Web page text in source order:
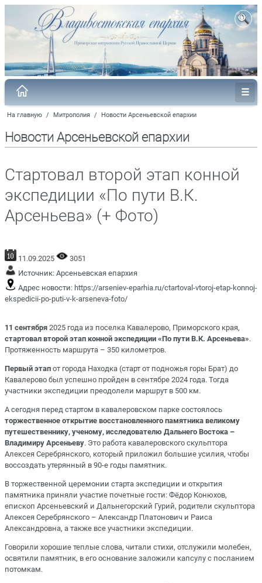
На главную / Митрополия / Новости Арсеньевской епархии
Новости Арсеньевской епархии
Cтартовал второй этап конной
экспедиции «По пути В.К.
Арсеньева» (+ Фото)
11.09.2025
3051
Источник: Арсеньевская епархия
Адрес новости: https://arseniev-eparhia.ru/ctartoval-vtoroj-etap-konnoj-
ekspedicii-po-puti-v-k-arseneva-foto/
11 сентября 2025 года из поселка Кавалерово, Приморского края,
стартовал второй этап конной экспедиции «По пути В.К. Арсеньева».
Протяженность маршрута – 350 километров.
Первый этап от города Находка (старт от подножья горы Брат) до
Кавалерово был успешно пройден в сентябре 2024 года. Тогда
участники экспедиции преодолели маршрут в 500 км.
А сегодня перед стартом в кавалеровском парке состоялось
торжественное открытие восстановленного памятника великому
путешественнику, ученому, исследователю Дальнего Востока –
Владимиру Арсеньеву. Это работа кавалеровского скульптора
Алексея Серебрянского, который приложил большие усилия, чтобы
воссоздать утерянный в 90-е годы памятник.
В торжественной церемонии старта экспедиции и открытия
памятника приняли участие почетные гости: Фёдор Конюхов,
епископ Арсеньевский и Дальнегорский Гурий, родители скульптора
Алексея Серебрянского – Александр Платонович и Раиса
Александровна, а также все участники экспедиции.
Говорили хорошие теплые слова, читали стихи, отслужили молебен,
освятили памятник, в его основание заложили капсулу с посланием
потомкам.